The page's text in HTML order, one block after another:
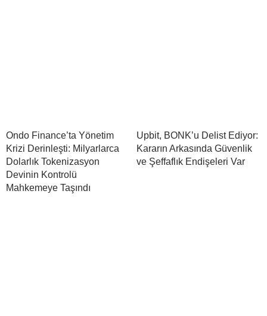
Ondo Finance’ta Yönetim
Krizi Derinleşti: Milyarlarca
Dolarlık Tokenizasyon
Devinin Kontrolü
Mahkemeye Taşındı
Upbit, BONK’u Delist Ediyor:
Kararın Arkasında Güvenlik
ve Şeffaflık Endişeleri Var